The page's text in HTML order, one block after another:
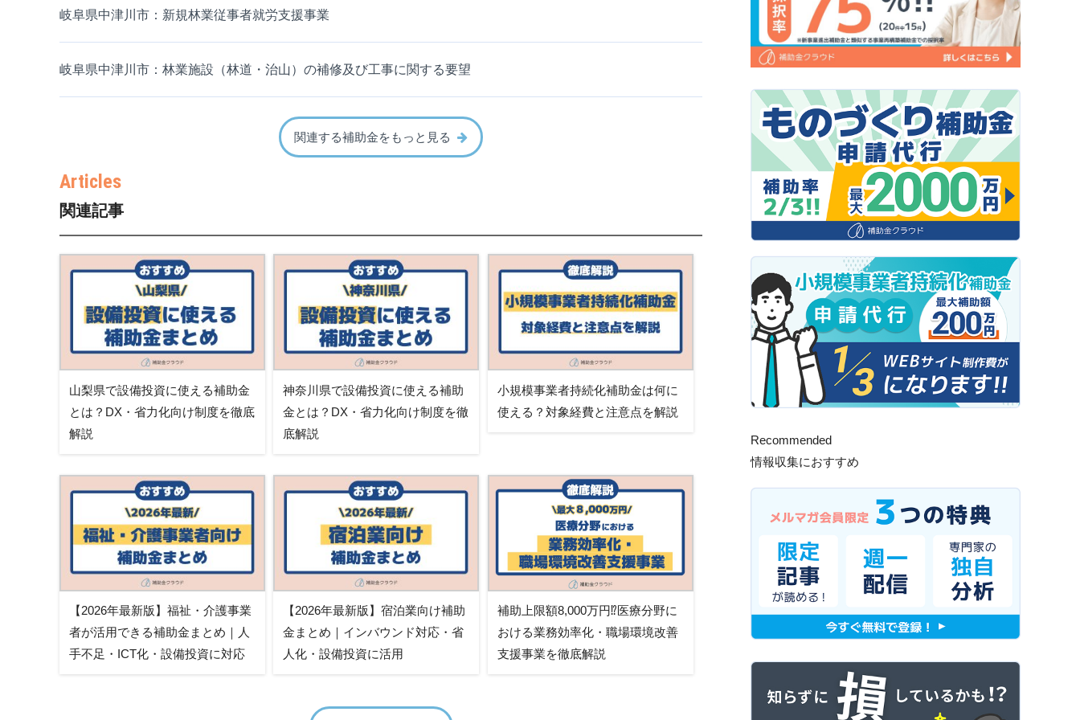
岐阜県中津川市：新規林業従事者就労支援事業
岐阜県中津川市：林業施設（林道・治山）の補修及び工事に関する要望
関連する補助金をもっと見る
関連記事
山梨県で設備投資に使える補助金
とは？DX・省力化向け制度を徹底
解説
神奈川県で設備投資に使える補助
金とは？DX・省力化向け制度を徹
底解説
小規模事業者持続化補助金は何に
使える？対象経費と注意点を解説
【2026年最新版】福祉・介護事業
者が活用できる補助金まとめ｜人
手不足・ICT化・設備投資に対応
【2026年最新版】宿泊業向け補助
金まとめ｜インバウンド対応・省
人化・設備投資に活用
補助上限額8,000万円⁉医療分野に
おける業務効率化・職場環境改善
支援事業を徹底解説
Recommended
情報収集におすすめ